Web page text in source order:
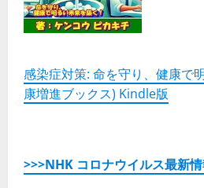
感染症対策: 命を守り、健康で
康増進ブックス) Kindle版
>>>NHK コロナウイルス最新